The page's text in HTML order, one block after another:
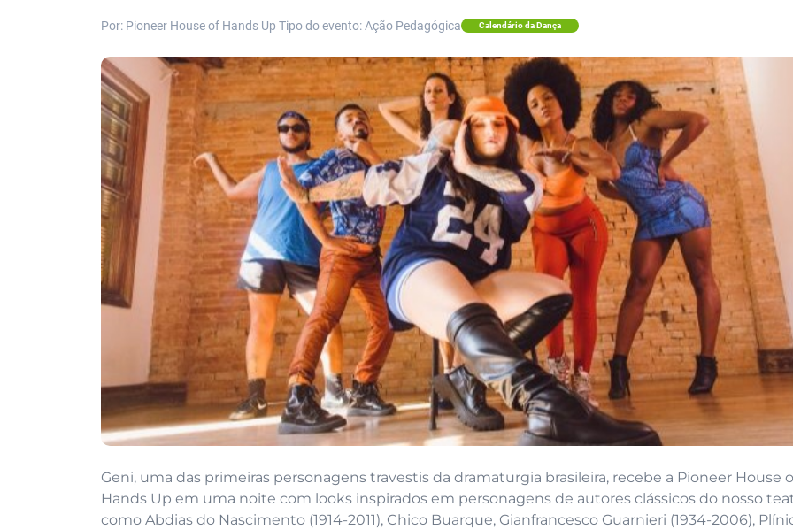
Por: Pioneer House of Hands Up Tipo do evento: Ação Pedagógica Calendário da Dança
Geni, uma das primeiras personagens travestis da dramaturgia brasileira, recebe a Pioneer House
Hands Up em uma noite com looks inspirados em personagens de autores clássicos do nosso
como Abdias do Nascimento (1914-2011), Chico Buarque, Gianfrancesco Guarnieri (1934-2006),